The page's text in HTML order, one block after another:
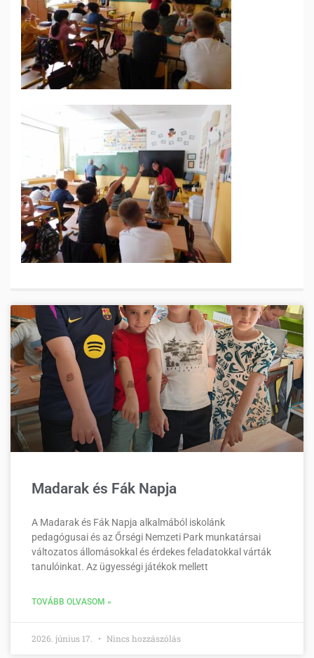
Madarak és Fák Napja
A Madarak és Fák Napja alkalmából iskolánk
pedagógusai és az Őrségi Nemzeti Park munkatársai
változatos állomásokkal és érdekes feladatokkal várták
tanulóinkat. Az ügyességi játékok mellett
TOVÁBB OLVASOM »
2026. június 17. Nincs hozzászólás